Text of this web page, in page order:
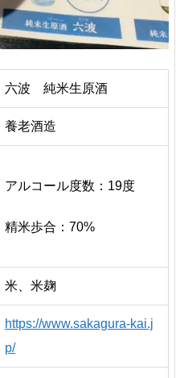
六波 純米生原酒
養老酒造
アルコール度数：19度
精米歩合：70%
米、米麹
https://www.sakagura-kai.j
p/